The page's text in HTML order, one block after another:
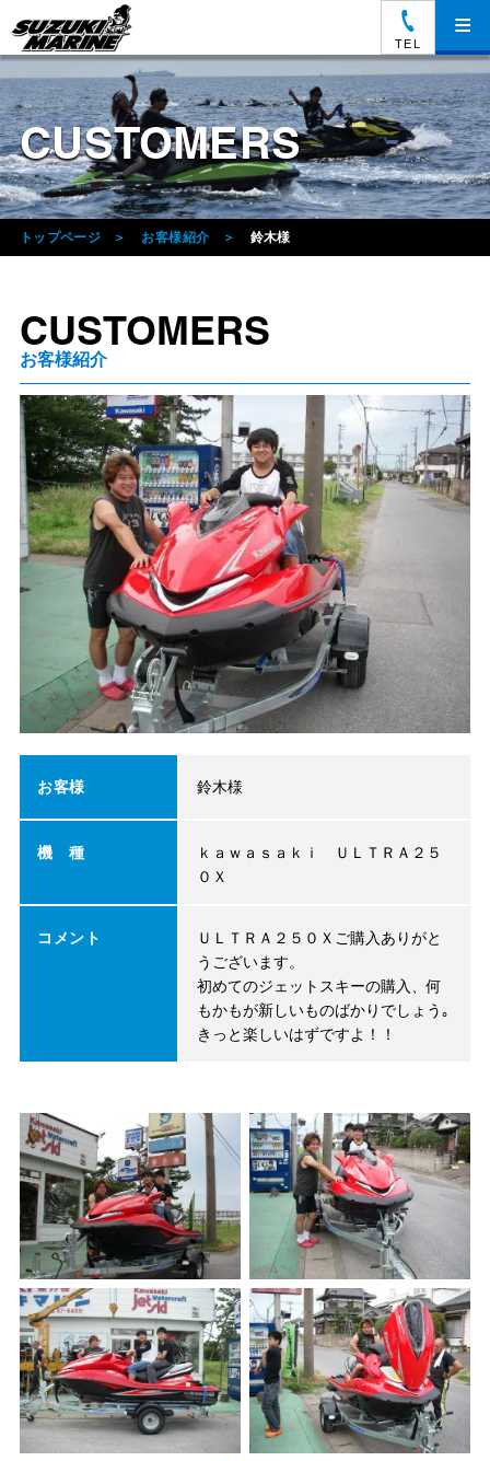
TEL
≡
CUSTOMERS
トップページ お客様紹介 鈴木様
CUSTOMERS
お客様紹介
お客様 鈴木様
機 種
ｋａｗａｓａｋｉ ＵＬＴＲＡ２５
０Ｘ
コメント
ＵＬＴＲＡ２５０Ｘご購入ありがと
うございます。
初めてのジェットスキーの購入、何
もかもが新しいものばかりでしょう｡
きっと楽しいはずですよ！！